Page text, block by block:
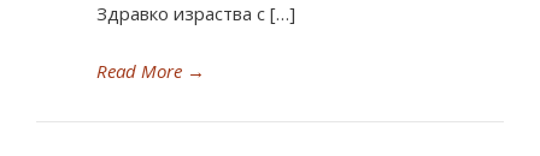
Здравко израства с […]
Read More →